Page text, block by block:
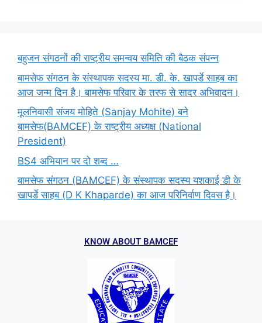
बहुजन संगठनों की राष्ट्रीय समन्वय समिति की बैठक संपन्न
बामसेफ संगठन के संस्थापक सदस्य मा. डी. के. खापर्डे साहब का
आज जन्म दिन है। बामसेफ परिवार के तरफ से सादर अभिवादन।
मूलनिवासी संजय मोहिते (Sanjay Mohite) बने
बामसेफ(BAMCEF) के राष्ट्रीय अध्यक्ष (National
President)
BS4 अभियान पर दो शब्द …
बामसेफ संगठन (BAMCEF) के संस्थापक सदस्य यशकाई डी के
खापर्डे साहब (D K Khaparde) का आज परिनिर्वाण दिवस है।
KNOW ABOUT BAMCEF